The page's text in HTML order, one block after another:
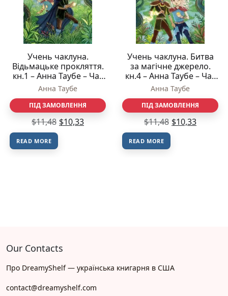
Учень чаклуна.
Відьмацьке прокляття.
кн.1 – Анна Таубе – Час
із книгою – Жорж
Анна Таубе
ПІД ЗАМОВЛЕННЯ
$11,48 $10,33
READ MORE
Учень чаклуна. Битва
за магічне джерело.
кн.4 – Анна Таубе – Час
із книгою – Жорж
Анна Таубе
ПІД ЗАМОВЛЕННЯ
$11,48 $10,33
READ MORE
Our Contacts
Про DreamyShelf — українська книгарня в США
contact@dreamyshelf.com